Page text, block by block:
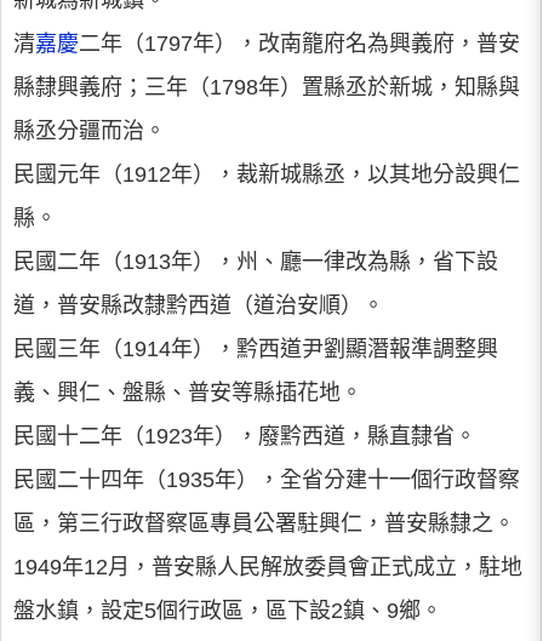
清嘉慶二年（1797年），改南籠府名為興義府，普安
縣隸興義府；三年（1798年）置縣丞於新城，知縣與
縣丞分疆而治。
民國元年（1912年），裁新城縣丞，以其地分設興仁
縣。
民國二年（1913年），州、廳一律改為縣，省下設
道，普安縣改隸黔西道（道治安順）。
民國三年（1914年），黔西道尹劉顯潛報準調整興
義、興仁、盤縣、普安等縣插花地。
民國十二年（1923年），廢黔西道，縣直隸省。
民國二十四年（1935年），全省分建十一個行政督察
區，第三行政督察區專員公署駐興仁，普安縣隸之。
1949年12月，普安縣人民解放委員會正式成立，駐地
盤水鎮，設定5個行政區，區下設2鎮、9鄉。